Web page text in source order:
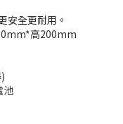
安全更耐用。
高200mm
池